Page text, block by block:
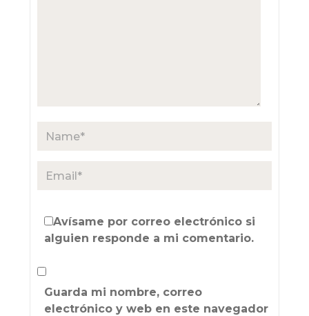
Avísame por correo electrónico si
alguien responde a mi comentario.
Guarda mi nombre, correo
electrónico y web en este navegador